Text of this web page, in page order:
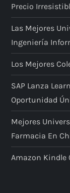
Precio
Las Mejores
Ingeniería
Los Mejores
SAP Lanza
Oportunidad
Mejores
Farmacia En
Amazon Kindle